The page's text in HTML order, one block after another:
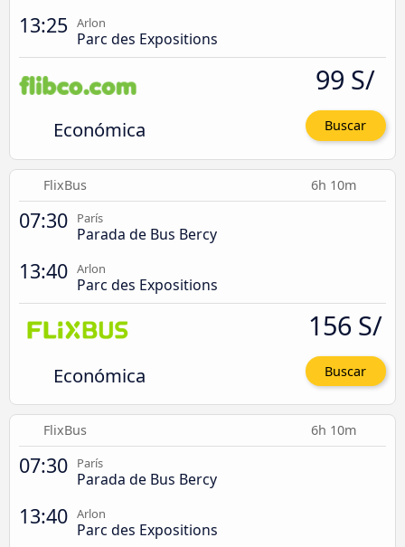
13:25 Arlon
Parc des Expositions
Económica
99 S/
Buscar
FlixBus 6h 10m
07:30 París
Parada de Bus Bercy
13:40 Arlon
Parc des Expositions
Económica
156 S/
Buscar
FlixBus 6h 10m
07:30 París
Parada de Bus Bercy
13:40 Arlon
Parc des Expositions